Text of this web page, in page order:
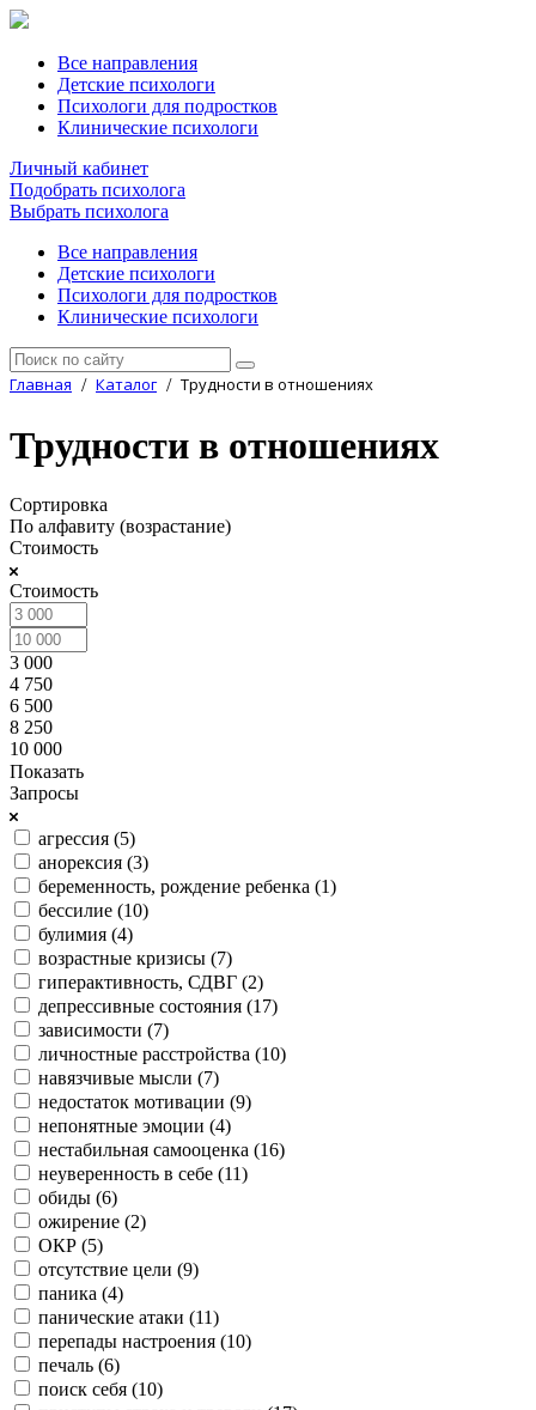
Все направления
Детские психологи
Психологи для подростков
Клинические психологи
Личный кабинет
Подобрать психолога
Выбрать психолога
Все направления
Детские психологи
Психологи для подростков
Клинические психологи
Главная / Каталог/ Трудности в отношениях
Трудности в отношениях
Сортировка
По алфавиту (возрастание)
Стоимость
Стоимость
3 000
4 750
6 500
8 250
10 000
Показать
Запросы
агрессия (5)
анорексия (3)
беременность, рождение ребенка (1)
бессилие (10)
булимия (4)
возрастные кризисы (7)
гиперактивность, СДВГ (2)
депрессивные состояния (17)
зависимости (7)
личностные расстройства (10)
навязчивые мысли (7)
недостаток мотивации (9)
непонятные эмоции (4)
нестабильная самооценка (16)
неуверенность в себе (11)
обиды (6)
ожирение (2)
ОКР (5)
отсутствие цели (9)
паника (4)
панические атаки (11)
перепады настроения (10)
печаль (6)
поиск себя (10)